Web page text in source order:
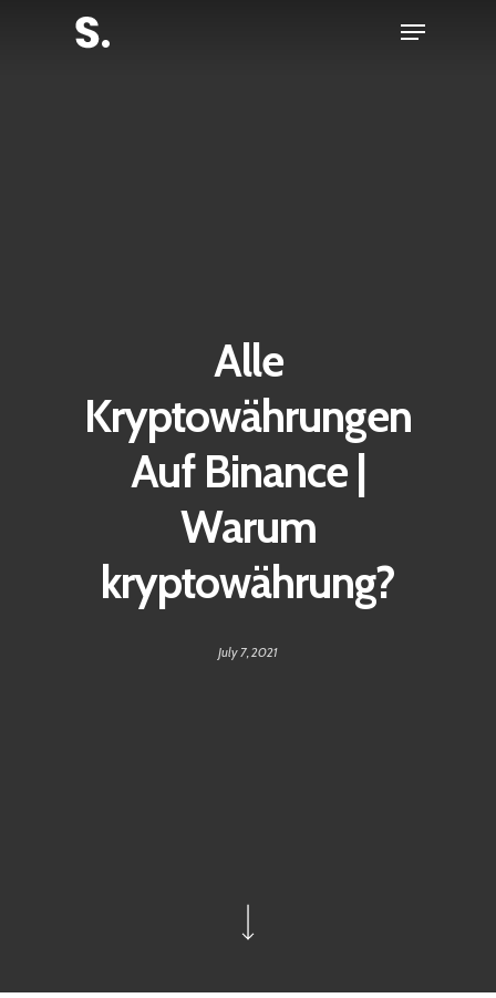
Menu
Alle
Kryptowährungen
Auf Binance |
Warum
kryptowährung?
July 7, 2021